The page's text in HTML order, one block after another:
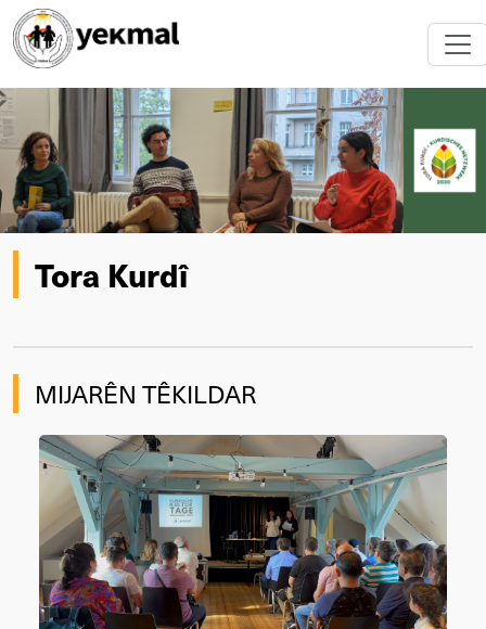
Tora Kurdî
MIJARÊN TÊKILDAR